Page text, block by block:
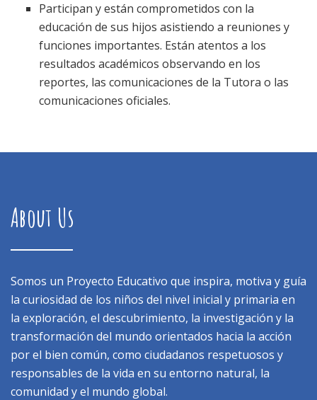
Participan y están comprometidos con la
educación de sus hijos asistiendo a reuniones y
funciones importantes. Están atentos a los
resultados académicos observando en los
reportes, las comunicaciones de la Tutora o las
comunicaciones oficiales.
About Us
Somos un Proyecto Educativo que inspira, motiva y guía
la curiosidad de los niños del nivel inicial y primaria en
la exploración, el descubrimiento, la investigación y la
transformación del mundo orientados hacia la acción
por el bien común, como ciudadanos respetuosos y
responsables de la vida en su entorno natural, la
comunidad y el mundo global.